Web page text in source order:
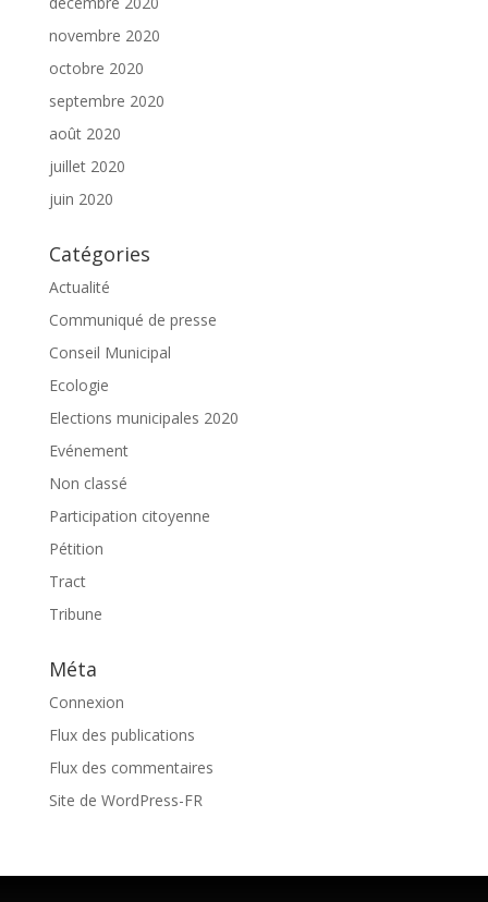
novembre 2020
octobre 2020
septembre 2020
août 2020
juillet 2020
juin 2020
Catégories
Actualité
Communiqué de presse
Conseil Municipal
Ecologie
Elections municipales 2020
Evénement
Non classé
Participation citoyenne
Pétition
Tract
Tribune
Méta
Connexion
Flux des publications
Flux des commentaires
Site de WordPress-FR